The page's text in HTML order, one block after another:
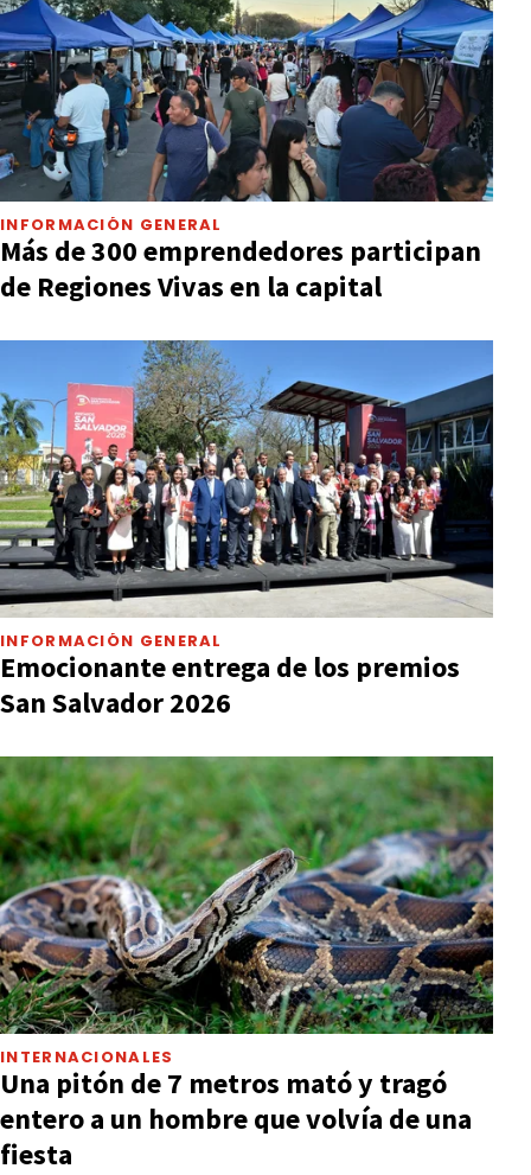
INFORMACIÓN GENERAL
Más de 300 emprendedores participan
de Regiones Vivas en la capital
INFORMACIÓN GENERAL
Emocionante entrega de los premios
San Salvador 2026
INTERNACIONALES
Una pitón de 7 metros mató y tragó
entero a un hombre que volvía de una
fiesta